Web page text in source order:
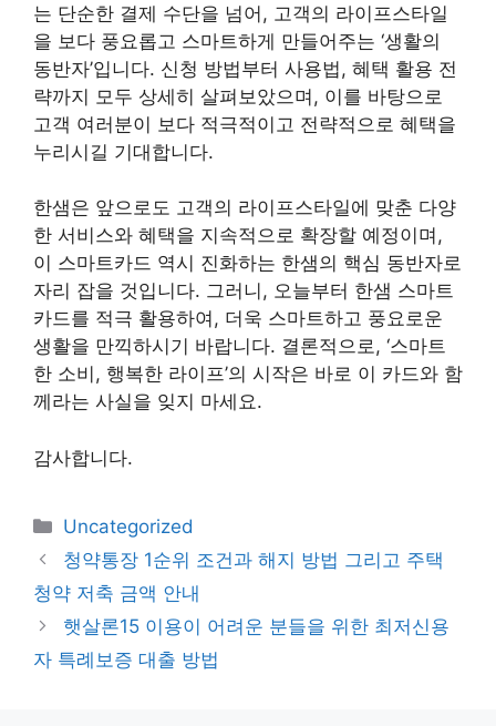
는 단순한 결제 수단을 넘어, 고객의 라이프스타일
을 보다 풍요롭고 스마트하게 만들어주는 ‘생활의
동반자’입니다. 신청 방법부터 사용법, 혜택 활용 전
략까지 모두 상세히 살펴보았으며, 이를 바탕으로
고객 여러분이 보다 적극적이고 전략적으로 혜택을
누리시길 기대합니다.
한샘은 앞으로도 고객의 라이프스타일에 맞춘 다양
한 서비스와 혜택을 지속적으로 확장할 예정이며,
이 스마트카드 역시 진화하는 한샘의 핵심 동반자로
자리 잡을 것입니다. 그러니, 오늘부터 한샘 스마트
카드를 적극 활용하여, 더욱 스마트하고 풍요로운
생활을 만끽하시기 바랍니다. 결론적으로, ‘스마트
한 소비, 행복한 라이프’의 시작은 바로 이 카드와 함
께라는 사실을 잊지 마세요.
감사합니다.
카
테
고
리
Uncategorized
청약통장 1순위 조건과 해지 방법 그리고 주택
청약 저축 금액 안내
햇살론15 이용이 어려운 분들을 위한 최저신용
자 특례보증 대출 방법